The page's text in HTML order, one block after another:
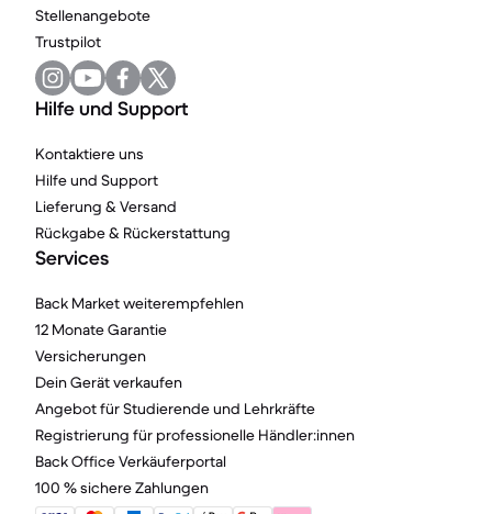
Stellenangebote
Trustpilot
Hilfe und Support
Kontaktiere uns
Hilfe und Support
Lieferung & Versand
Rückgabe & Rückerstattung
Services
Back Market weiterempfehlen
12 Monate Garantie
Versicherungen
Dein Gerät verkaufen
Angebot für Studierende und Lehrkräfte
Registrierung für professionelle Händler:innen
Back Office Verkäuferportal
100 % sichere Zahlungen